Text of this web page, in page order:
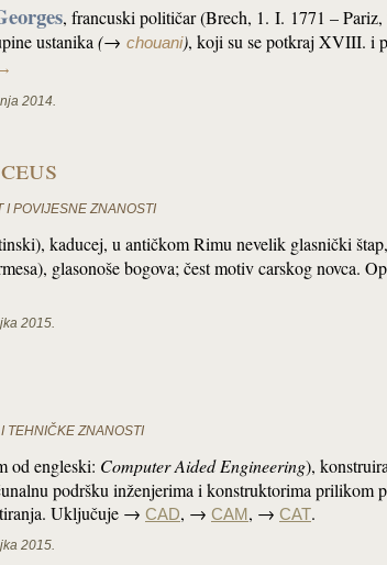
, francuski političar (Brech, 1. I. 1771 –
ustanika (→ chouani), koji su se potkraj XVIII. i
→
2014.
I POVIJESNE ZNANOSTI
kaducej, u antičkom Rimu nevelik glasnički
glasonoše bogova; čest motiv carskog novca.
2015.
TEHNIČKE ZNANOSTI
od engleski: Computer Aided Engineering),
podršku inženjerima i konstruktorima prilikom
Uključuje → CAD, → CAM , → CAT.
2015.